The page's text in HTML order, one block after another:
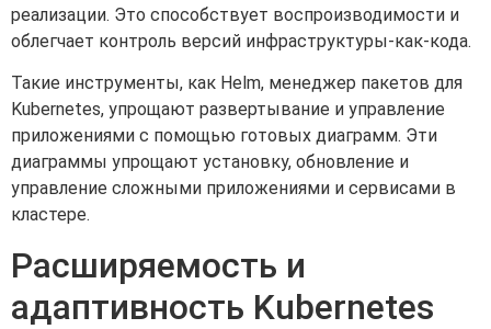
реализации. Это способствует воспроизводимости и
облегчает контроль версий инфраструктуры-как-кода.
Такие инструменты, как Helm, менеджер пакетов для
Kubernetes, упрощают развертывание и управление
приложениями с помощью готовых диаграмм. Эти
диаграммы упрощают установку, обновление и
управление сложными приложениями и сервисами в
кластере.
Расширяемость и
адаптивность Kubernetes